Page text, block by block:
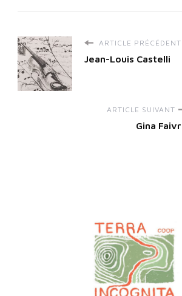
ARTICLE PRÉCÉDENT
Jean-Louis Castelli
ARTICLE SUIVANT
Gina